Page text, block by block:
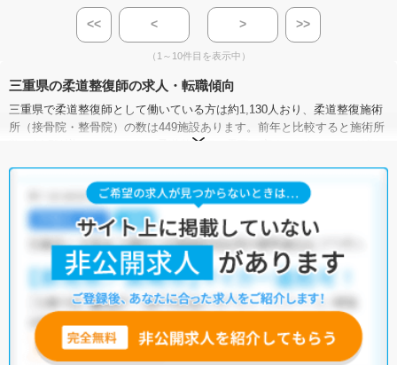
<< < > >>
（1～10件目を表示中）
三重県の柔道整復師の求人・転職傾向
三重県で柔道整復師として働いている方は約1,130人おり、柔道整復施術
所（接骨院・整骨院）の数は449施設あります。前年と比較すると施術所
数は14.5%増となっており、柔道整復師の需要が高まっていることが分か
の、全国平均が3.31倍、愛知県が5.14倍、静岡県が1.57倍となっています
ので、参考値としてみてください。三重県には柔道整復師として働ける
職場が豊富にありますが、ご希望の条件に合った求人が見つからない場
合は、マイナビコメディカルの無料転職サポートに登録して、キャリア
アドバイザーに相談してみるのもひとつの方法です。マイナビコメディ
カルでは、限定求人や非公開求人のご紹介も行っておりますので、ぜひ
ご活用ください。
※各種数字情報は2023年3月 マイナビ調べによる
三重県の柔道整復師求人は10件あります。（2026年08月09日更新）